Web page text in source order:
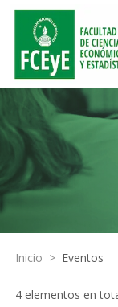
Inicio > Eventos
4 elementos en